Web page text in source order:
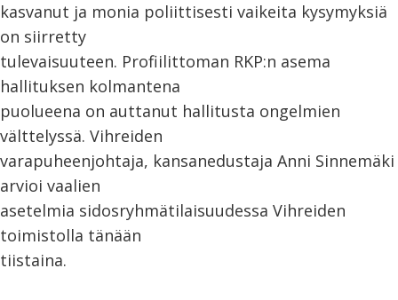
kasvanut ja monia poliittisesti vaikeita kysymyksiä
on siirretty
tulevaisuuteen. Profiilittoman RKP:n asema
hallituksen kolmantena
puolueena on auttanut hallitusta ongelmien
välttelyssä. Vihreiden
varapuheenjohtaja, kansanedustaja Anni Sinnemäki
arvioi vaalien
asetelmia sidosryhmätilaisuudessa Vihreiden
toimistolla tänään
tiistaina.